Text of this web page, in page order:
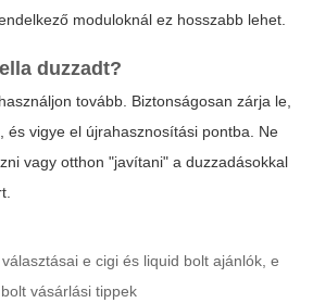
moduloknál ez hosszabb lehet.
duzzadt?
tovább. Biztonságosan zárja le,
és vigye el újrahasznosítási pontba. Ne
vagy otthon "javítani" a duzzadásokkal
e cigi és liquid bolt ajánlók, e
vásárlási tippek